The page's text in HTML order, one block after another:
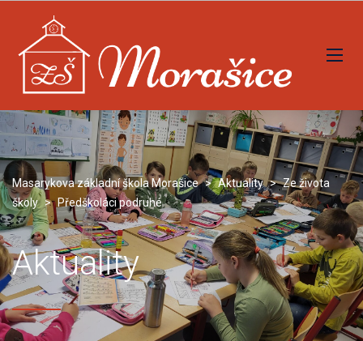
Masarykova základní škola Morašice > Aktuality > Ze života
školy > Předškoláci podruhé
Aktuality